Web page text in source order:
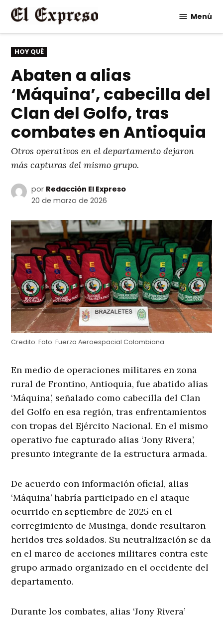
Saltar
contenido
Menú
PUBLICADO
EN
HOY QUÉ
Abaten a alias
‘Máquina’, cabecilla del
Clan del Golfo, tras
combates en Antioquia
Otros operativos en el departamento dejaron
más capturas del mismo grupo.
por Redacción El Expreso
20 de marzo de 2026
Credito: Foto: Fuerza Aeroespacial Colombiana
En medio de operaciones militares en zona
rural de Frontino, Antioquia, fue abatido alias
‘Máquina’, señalado como cabecilla del Clan
del Golfo en esa región, tras enfrentamientos
con tropas del Ejército Nacional. En el mismo
operativo fue capturado alias ‘Jony Rivera’,
presunto integrante de la estructura armada.
De acuerdo con información oficial, alias
‘Máquina’ habría participado en el ataque
ocurrido en septiembre de 2025 en el
corregimiento de Musinga, donde resultaron
heridos tres soldados. Su neutralización se da
en el marco de acciones militares contra este
grupo armado organizado en el occidente del
departamento.
Durante los combates, alias ‘Jony Rivera’